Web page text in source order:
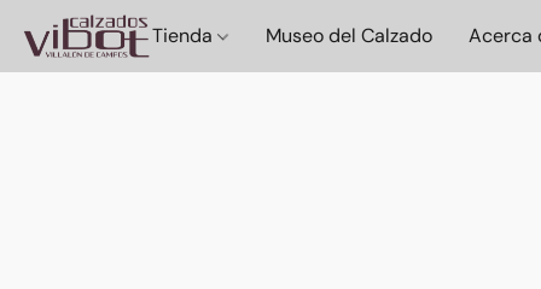
Tienda Museo del Calzado Acerca